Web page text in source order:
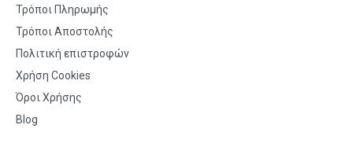
Τρόποι Πληρωμής
Τρόποι Αποστολής
Πολιτική επιστροφών
Χρήση Cookies
Όροι Χρήσης
Blog